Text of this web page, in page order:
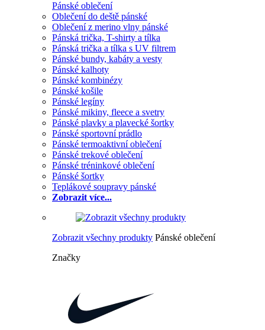
Pánské oblečení
Oblečení do deště pánské
Oblečení z merino vlny pánské
Pánská trička, T-shirty a tílka
Pánská trička a tílka s UV filtrem
Pánské bundy, kabáty a vesty
Pánské kalhoty
Pánské kombinézy
Pánské košile
Pánské legíny
Pánské mikiny, fleece a svetry
Pánské plavky a plavecké šortky
Pánské sportovní prádlo
Pánské termoaktivní oblečení
Pánské trekové oblečení
Pánské tréninkové oblečení
Pánské šortky
Teplákové soupravy pánské
Zobrazit více...
Zobrazit všechny produkty Pánské oblečení
Značky